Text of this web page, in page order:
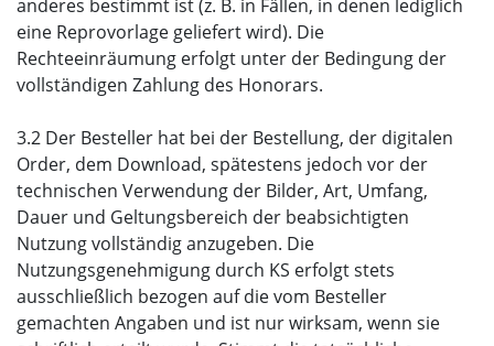
anderes bestimmt ist (z. B. in Fällen, in denen lediglich
eine Reprovorlage geliefert wird). Die
Rechteeinräumung erfolgt unter der Bedingung der
vollständigen Zahlung des Honorars.
3.2 Der Besteller hat bei der Bestellung, der digitalen
Order, dem Download, spätestens jedoch vor der
technischen Verwendung der Bilder, Art, Umfang,
Dauer und Geltungsbereich der beabsichtigten
Nutzung vollständig anzugeben. Die
Nutzungsgenehmigung durch KS erfolgt stets
ausschließlich bezogen auf die vom Besteller
gemachten Angaben und ist nur wirksam, wenn sie